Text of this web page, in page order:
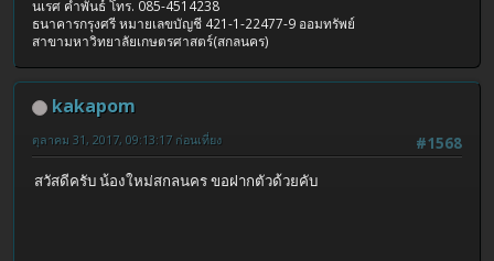
นเรศ คำพันธ์ โทร. 085-4514238
ธนาคารกรุงศรี หมายเลขบัญชี 421-1-22477-9 ออมทรัพย์
สาขามหาวิทยาลัยเกษตรศาสตร์(สกลนคร)
kakapom
#1568
ตุลาคม 31, 2017, 09:13:17 ก่อนเที่ยง
สวัสดีครับ น้องใหม่สกลนคร ขอฝากตัวด้วยคับ